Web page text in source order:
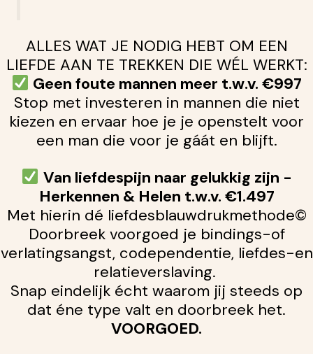
ALLES WAT JE NODIG HEBT OM EEN
LIEFDE AAN TE TREKKEN DIE WÉL WERKT:
Geen foute mannen meer t.w.v. €997
Stop met investeren in mannen die niet
kiezen en ervaar hoe je je openstelt voor
een man die voor je gáát en blijft.
Van liefdespijn naar gelukkig zijn -
Herkennen & Helen t.w.v. €1.497
Met hierin dé liefdesblauwdrukmethode©
Doorbreek voorgoed je bindings-of
verlatingsangst, codependentie, liefdes-en
relatieverslaving.
Snap eindelijk écht waarom jij steeds op
dat éne type valt en doorbreek het.
VOORGOED.